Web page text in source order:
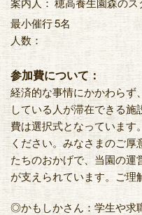
最小催行
人数：
5名
参加費について：
経済的な事情にかかわらず
している人が滞在できる
費は選択式となっています
ください。みなさまのご
たちのおかげで、当園の
が支えられています。ご理
◎かもしかさん：学生や求